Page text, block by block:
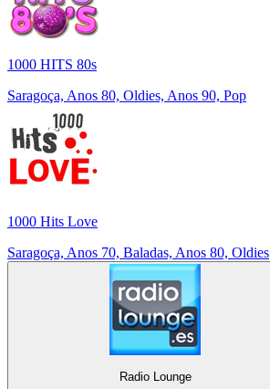
1000 HITS 80s
Saragoça, Anos 80, Oldies, Anos 90, Pop
1000 Hits Love
Saragoça, Anos 70, Baladas, Anos 80, Oldies
Radio Lounge